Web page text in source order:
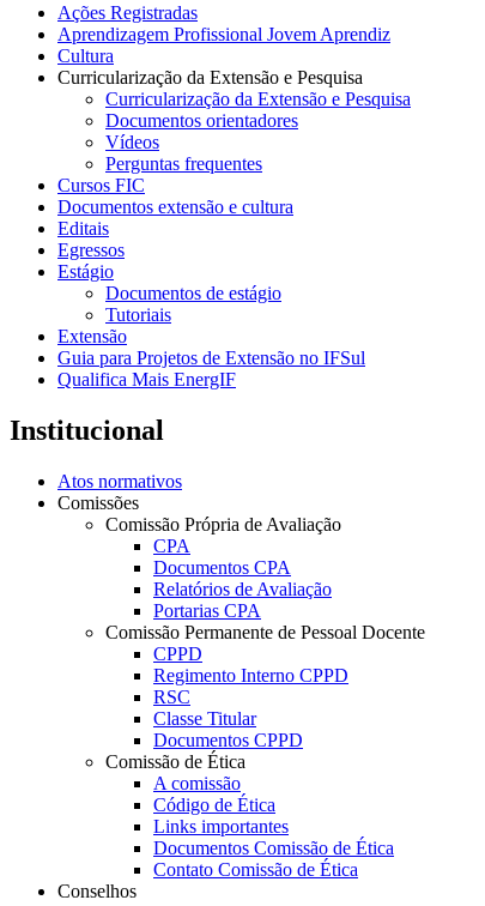
Ações Registradas
Aprendizagem Profissional Jovem Aprendiz
Cultura
Curricularização da Extensão e Pesquisa
Curricularização da Extensão e Pesquisa
Documentos orientadores
Vídeos
Perguntas frequentes
Cursos FIC
Documentos extensão e cultura
Editais
Egressos
Estágio
Documentos de estágio
Tutoriais
Extensão
Guia para Projetos de Extensão no IFSul
Qualifica Mais EnergIF
Institucional
Atos normativos
Comissões
Comissão Própria de Avaliação
CPA
Documentos CPA
Relatórios de Avaliação
Portarias CPA
Comissão Permanente de Pessoal Docente
CPPD
Regimento Interno CPPD
RSC
Classe Titular
Documentos CPPD
Comissão de Ética
A comissão
Código de Ética
Links importantes
Documentos Comissão de Ética
Contato Comissão de Ética
Conselhos